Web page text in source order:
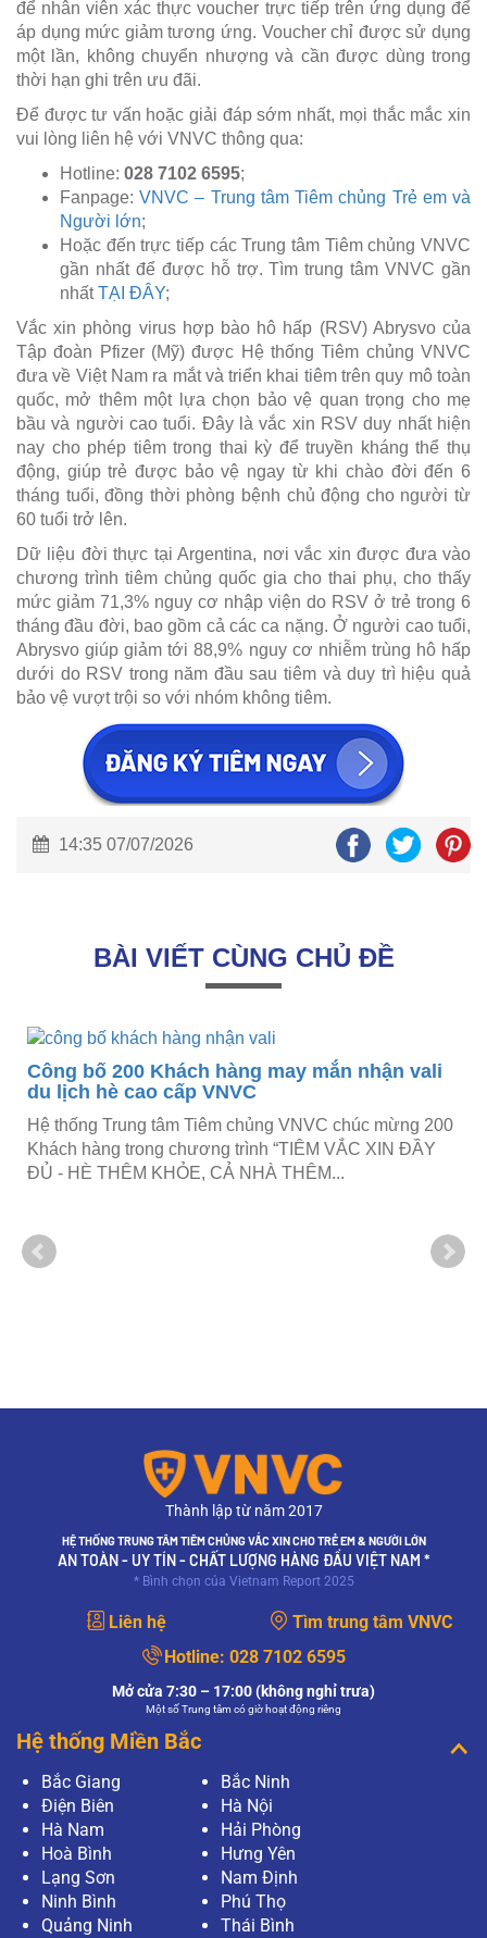
để nhân viên xác thực voucher trực tiếp trên ứng dụng để
áp dụng mức giảm tương ứng. Voucher chỉ được sử dụng
một lần, không chuyển nhượng và cần được dùng trong
thời hạn ghi trên ưu đãi.
Để được tư vấn hoặc giải đáp sớm nhất, mọi thắc mắc xin
vui lòng liên hệ với VNVC thông qua:
Hotline: 028 7102 6595;
Fanpage:VNVC – Trung tâm Tiêm chủng Trẻ em và
Người lớn;
Hoặc đến trực tiếp các Trung tâm Tiêm chủng VNVC
gần nhất để được hỗ trợ. Tìm trung tâm VNVC gần
nhấtTẠI ĐÂY;
Vắc xin phòng virus hợp bào hô hấp (RSV) Abrysvo của
Tập đoàn Pfizer (Mỹ) được Hệ thống Tiêm chủng VNVC
đưa về Việt Nam ra mắt và triển khai tiêm trên quy mô toàn
quốc, mở thêm một lựa chọn bảo vệ quan trọng cho mẹ
bầu và người cao tuổi. Đây là vắc xin RSV duy nhất hiện
nay cho phép tiêm trong thai kỳ để truyền kháng thể thụ
động, giúp trẻ được bảo vệ ngay từ khi chào đời đến 6
tháng tuổi, đồng thời phòng bệnh chủ động cho người từ
60 tuổi trở lên.
Dữ liệu đời thực tại Argentina, nơi vắc xin được đưa vào
chương trình tiêm chủng quốc gia cho thai phụ, cho thấy
mức giảm 71,3% nguy cơ nhập viện do RSV ở trẻ trong 6
tháng đầu đời, bao gồm cả các ca nặng. Ở người cao tuổi,
Abrysvo giúp giảm tới 88,9% nguy cơ nhiễm trùng hô hấp
dưới do RSV trong năm đầu sau tiêm và duy trì hiệu quả
bảo vệ vượt trội so với nhóm không tiêm.
14:35 07/07/2026
BÀI VIẾT CÙNG CHỦ ĐỀ
Công bố 200 Khách hàng may mắn nhận vali
du lịch hè cao cấp VNVC
Hệ thống Trung tâm Tiêm chủng VNVC chúc mừng 200
Khách hàng trong chương trình “TIÊM VẮC XIN ĐẦY
ĐỦ - HÈ THÊM KHỎE, CẢ NHÀ THÊM...
Thành lập từ năm 2017
HỆ THỐNG TRUNG TÂM TIÊM CHỦNG VẮC XIN CHO TRẺ EM & NGƯỜI LỚN
AN TOÀN - UY TÍN - CHẤT LƯỢNG HÀNG ĐẦU VIỆT NAM *
* Bình chọn của Vietnam Report 2025
Liên hệ
Tìm trung tâm VNVC
Hotline: 028 7102 6595
Mở cửa 7:30 – 17:00 (không nghỉ trưa)
Một số Trung tâm có giờ hoạt động riêng
Hệ thống Miền Bắc
Bắc Giang
Bắc Ninh
Điện Biên
Hà Nội
Hà Nam
Hải Phòng
Hoà Bình
Hưng Yên
Lạng Sơn
Nam Định
Ninh Bình
Phú Thọ
Quảng Ninh
Thái Bình